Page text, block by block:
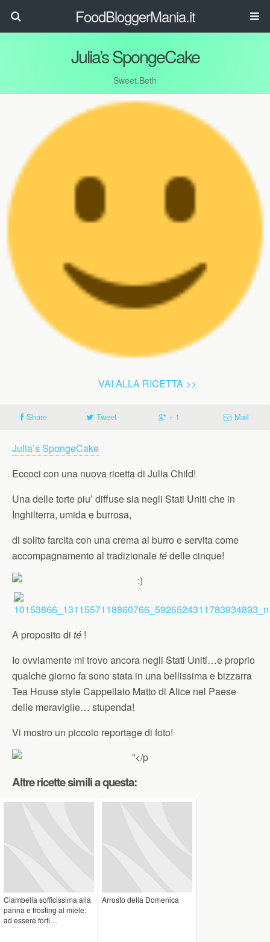
FoodBloggerMania.it
Julia’s SpongeCake
Sweet.Beth
VAI ALLA RICETTA >>
Share Tweet + 1 Mail
Julia’s SpongeCake
Eccoci con una nuova ricetta di Julia Child!
Una delle torte piu’ diffuse sia negli Stati Uniti che in
Inghilterra, umida e burrosa,
di solito farcita con una crema al burro e servita come
accompagnamento al tradizionaletédelle cinque!
A proposito di té !
Io ovviamente mi trovo ancora negli Stati Uniti…e proprio
qualche giorno fa sono stata in una bellissima e bizzarra
Tea House style Cappellaio Matto di Alice nel Paese
delle meraviglie… stupenda!
Vi mostro un piccolo reportage di foto!
Altre ricette simili a questa:
Ciambella sofficissima alla
panna e frosting al miele:
ad essere forti…
Arrosto della Domenica